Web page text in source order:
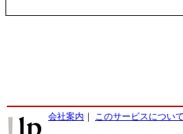
会社案内 ｜ このサービスについて